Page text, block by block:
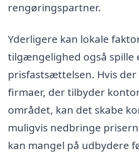
rengøringspartner.
Yderligere kan lokale
tilgængelighed også spille
prisfastsættelsen. Hvis der
firmaer, der tilbyder
området, kan det skabe
muligvis nedbringe
kan mangel på udbydere